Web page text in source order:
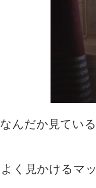
なんだか見てい
よく見かけるマ